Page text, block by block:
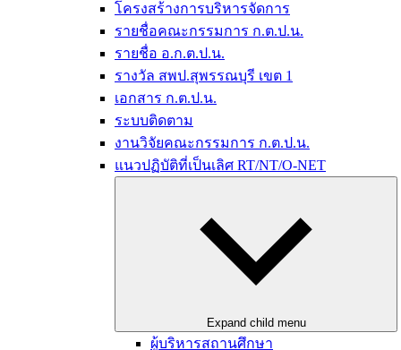
โครงสร้างการบริหารจัดการ
รายชื่อคณะกรรมการ ก.ต.ป.น.
รายชื่อ อ.ก.ต.ป.น.
รางวัล สพป.สุพรรณบุรี เขต 1
เอกสาร ก.ต.ป.น.
ระบบติดตาม
งานวิจัยคณะกรรมการ ก.ต.ป.น.
แนวปฏิบัติที่เป็นเลิศ RT/NT/O-NET
Expand child menu
ผู้บริหารสถานศึกษา